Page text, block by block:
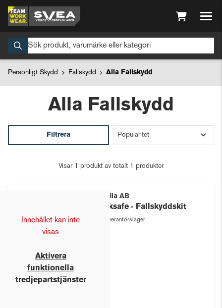
Personligt Skydd Fallskydd Alla Fallskydd
Alla Fallskydd
Filtrera
Visar 1 produkt av totalt 1 produkter
Innehållet kan inte
visas
Aktivera
funktionella
tredjepartstjänster
Scaldia AB
Worksafe - Fallskyddskit
Leverantörslager